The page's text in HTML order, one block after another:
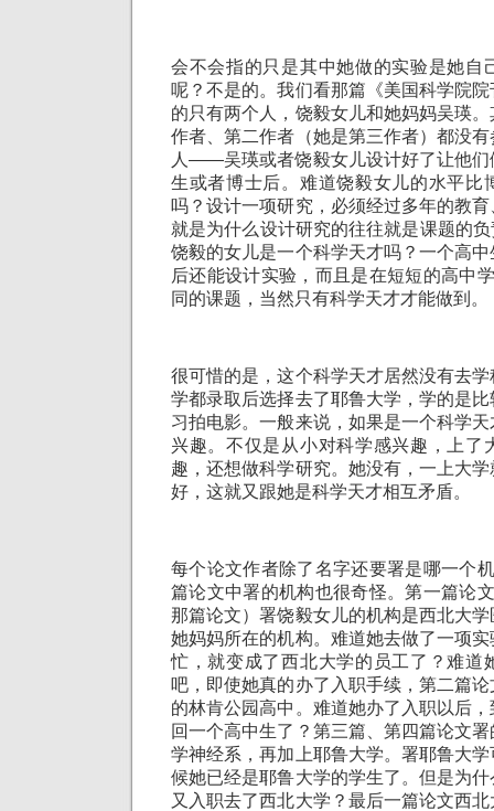
会不会指的只是其中她做的实验是她自
呢？不是的。我们看那篇《美国科学院
的只有两个人，饶毅女儿和她妈妈吴瑛
作者、第二作者（她是第三作者）都没
人——吴瑛或者饶毅女儿设计好了让他们
生或者博士后。难道饶毅女儿的水平比
吗？设计一项研究，必须经过多年的教
就是为什么设计研究的往往就是课题的
饶毅的女儿是一个科学天才吗？一个高
后还能设计实验，而且是在短短的高中
同的课题，当然只有科学天才才能做到。
很可惜的是，这个科学天才居然没有去
学都录取后选择去了耶鲁大学，学的是
习拍电影。一般来说，如果是一个科学
兴趣。不仅是从小对科学感兴趣，上了
趣，还想做科学研究。她没有，一上大
好，这就又跟她是科学天才相互矛盾。
每个论文作者除了名字还要署是哪一个
篇论文中署的机构也很奇怪。第一篇论
那篇论文）署饶毅女儿的机构是西北大
她妈妈所在的机构。难道她去做了一项
忙，就变成了西北大学的员工了？难道
吧，即使她真的办了入职手续，第二篇
的林肯公园高中。难道她办了入职以后
回一个高中生了？第三篇、第四篇论文
学神经系，再加上耶鲁大学。署耶鲁大
候她已经是耶鲁大学的学生了。但是为
又入职去了西北大学？最后一篇论文西